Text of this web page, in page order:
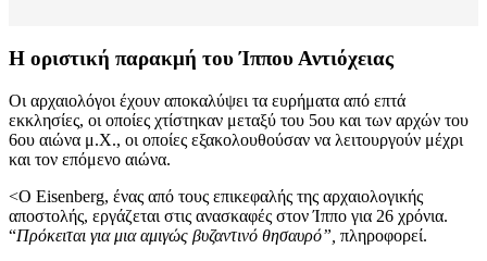
Η οριστική παρακμή του Ίππου Αντιόχειας
Οι αρχαιολόγοι έχουν αποκαλύψει τα ευρήματα από επτά
εκκλησίες, οι οποίες χτίστηκαν μεταξύ του 5ου και των αρχών του
6ου αιώνα μ.Χ., οι οποίες εξακολουθούσαν να λειτουργούν μέχρι
και τον επόμενο αιώνα.
<Ο Eisenberg, ένας από τους επικεφαλής της αρχαιολογικής
αποστολής, εργάζεται στις ανασκαφές στον Ίππο για 26 χρόνια.
“Πρόκειται για μια αμιγώς βυζαντινό θησαυρό”, πληροφορεί.